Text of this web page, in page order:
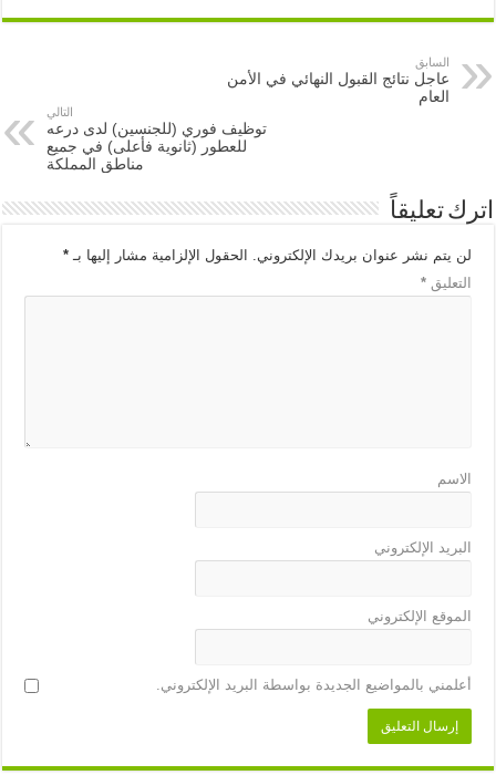
السابق
عاجل نتائج القبول النهائي في الأمن
العام
التالي
توظيف فوري (للجنسين) لدى درعه
للعطور (ثانوية فأعلى) في جميع
مناطق المملكة
اترك تعليقاً
لن يتم نشر عنوان بريدك الإلكتروني. الحقول الإلزامية مشار إليها بـ*
التعليق*
الاسم
البريد الإلكتروني
الموقع الإلكتروني
أعلمني بالمواضيع الجديدة بواسطة البريد الإلكتروني.